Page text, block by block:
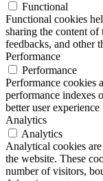
Functional
Functional cookies
sharing the content
feedbacks, and other
Performance
Performance
Performance cookies
performance indexes
better user
Analytics
Analytics
Analytical cookies
the website. These
number of visitors,